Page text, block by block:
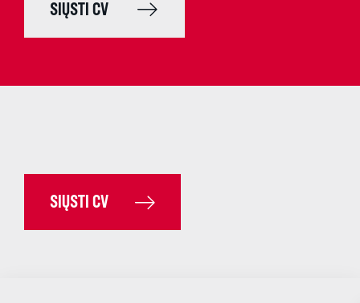
SIŲSTI CV
SIŲSTI CV